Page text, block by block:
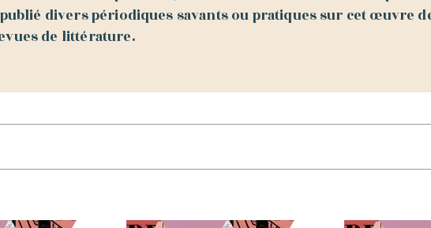
divers périodiques savants ou pratiques sur cet œuvre
de littérature.